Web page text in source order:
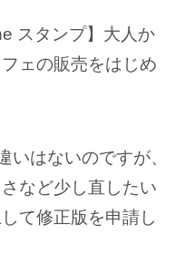
スタンプ】大人か
ェの販売をはじめ
はないのですが、
など少し直したい
て修正版を申請し